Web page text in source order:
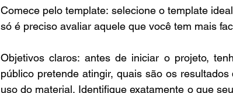
Comece pelo template: selecione o template
só é preciso avaliar aquele que você tem mais
Objetivos claros: antes de iniciar o projeto,
público pretende atingir, quais são os
uso do material. Identifique exatamente o que